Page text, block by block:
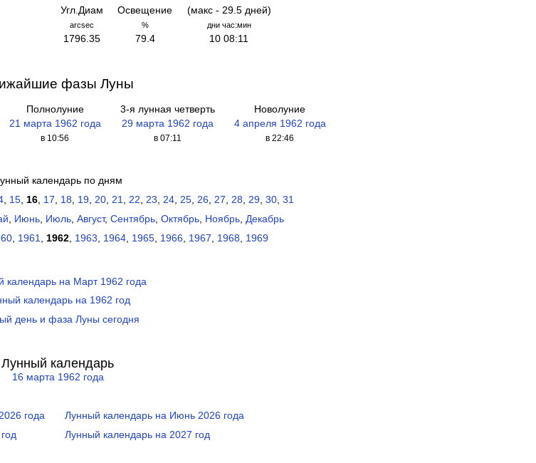
Угл.Диам
arcsec
1796.35
Освещение
%
79.4
(макс - 29.5 дней)
дни час:мин
10 08:11
фазы Луны
Полнолуние
21 марта 1962 года
в 10:56
3-я лунная четверть
29 марта 1962 года
в 07:11
Новолуние
4 апреля 1962 года
в 22:46
календарь по дням
, 15, 16, 17, 18, 19, 20, 21, 22, 23, 24, 25, 26, 27, 28, 29, 30, 31
Июнь Июль Август, Сентябрь Октябрь Ноябрь Декабрь
1961 1962 1963 1964 1965 1966 1967 1968 1969
календарь на Март 1962 года
календарь на 1962 год
день и фаза Луны сегодня
Лунный календарь
16 марта 1962 года
года
Лунный календарь на Июнь 2026 года
Лунный календарь на 2027 год